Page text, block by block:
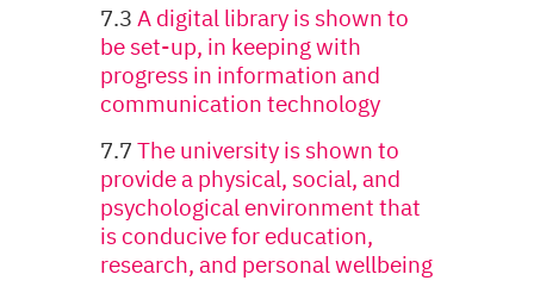
7.3A digital library is shown to
be set-up, in keeping with
progress in information and
communication technology
7.7The university is shown to
provide a physical, social, and
psychological environment that
is conducive for education,
research, and personal wellbeing